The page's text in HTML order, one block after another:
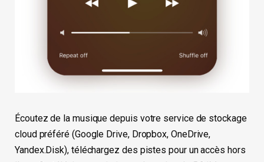
Écoutez de la musique depuis votre service de stockage
cloud préféré (Google Drive, Dropbox, OneDrive,
Yandex.Disk), téléchargez des pistes pour un accès hors